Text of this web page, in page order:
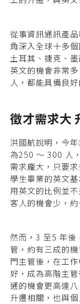
從事資訊通訊產
角深入全球十多
土耳其、捷克、
英文的機會非常
人，都能具備良
徵才需求大
洪國航說明，今
為250 ～ 300 人
需求龐大，只要
學生畢業的英文
用英文的比例並
客人的機會少，約
然而，3 至5 年後
管，約有三成的
門主管後，在工
好，成為高階主
通的機會更高達
升遷相關，也與